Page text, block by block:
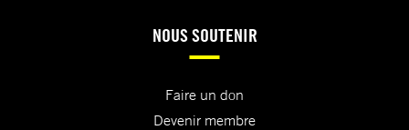
NOUS SOUTENIR
Faire un don
Devenir membre